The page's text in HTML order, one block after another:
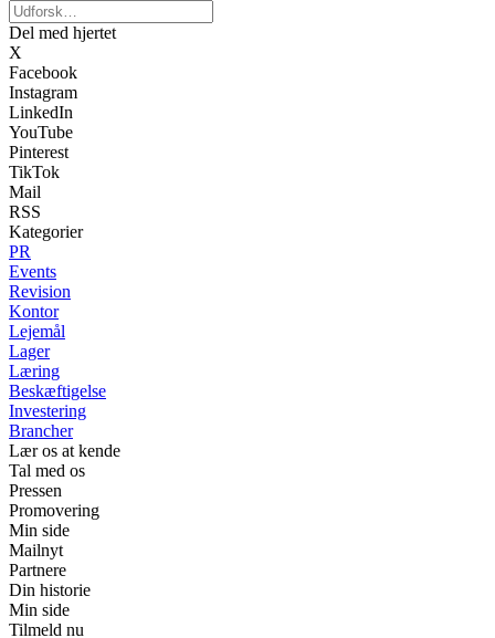
Del med hjertet
X
Facebook
Instagram
LinkedIn
YouTube
Pinterest
TikTok
Mail
RSS
Kategorier
PR
Events
Revision
Kontor
Lejemål
Lager
Læring
Beskæftigelse
Investering
Brancher
Lær os at kende
Tal med os
Pressen
Promovering
Min side
Mailnyt
Partnere
Din historie
Min side
Tilmeld nu